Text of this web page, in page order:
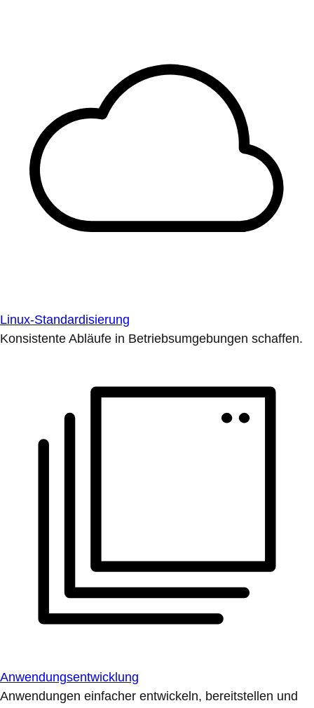
Linux-Standardisierung
Konsistente Abläufe in Betriebsumgebungen schaffen.
Anwendungsentwicklung
Anwendungen einfacher entwickeln, bereitstellen und